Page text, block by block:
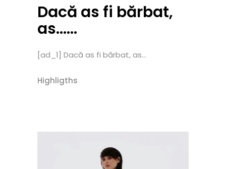
Dacă as fi bărbat,
as……
[ad_1] Dacă as fi bărbat, as...
Highligths